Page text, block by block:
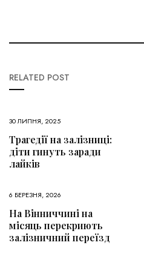
RELATED POST
30 ЛИПНЯ, 2025
Трагедії на залізниці:
діти гинуть заради
лайків
6 БЕРЕЗНЯ, 2026
На Вінниччині на
місяць перекриють
залізничний переїзд